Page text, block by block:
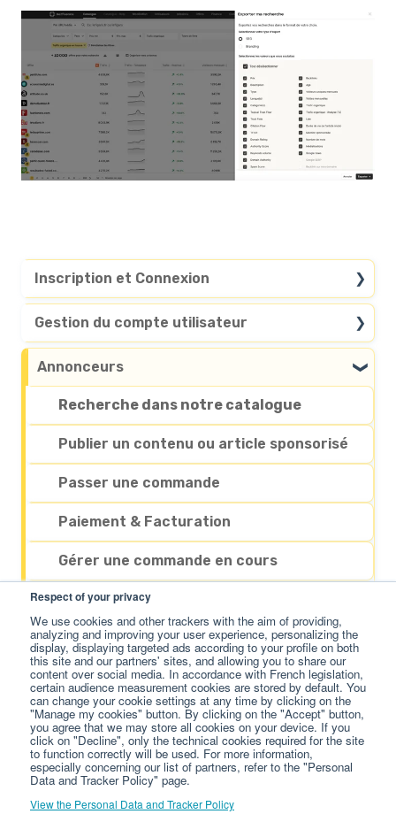
Respect of your privacy
We use cookies and other trackers with the aim of providing,
analyzing and improving your user experience, personalizing the
display, displaying targeted ads according to your profile on both
this site and our partners' sites, and allowing you to share our
content over social media. In accordance with French legislation,
certain audience measurement cookies are stored by default. You
can change your cookie settings at any time by clicking on the
"Manage my cookies" button. By clicking on the "Accept" button,
you agree that we may store all cookies on your device. If you
click on "Decline", only the technical cookies required for the site
to function correctly will be used. For more information,
especially concerning our list of partners, refer to the "Personal
Data and Tracker Policy" page.
View the Personal Data and Tracker Policy
Inscription et Connexion
Questions générales
Gestion du compte utilisateur
Personnaliser mon compte
Supprimer mon compte
Annonceurs
Recherche dans notre catalogue
Publier un contenu ou article sponsorisé
Passer une commande
Paiement & Facturation
Gérer une commande en cours
Gérer mon compte
Mes services complémentaires
Éditeurs
Gestion de mon compte
Gestion de mes sites web
Gérer une proposition de commande